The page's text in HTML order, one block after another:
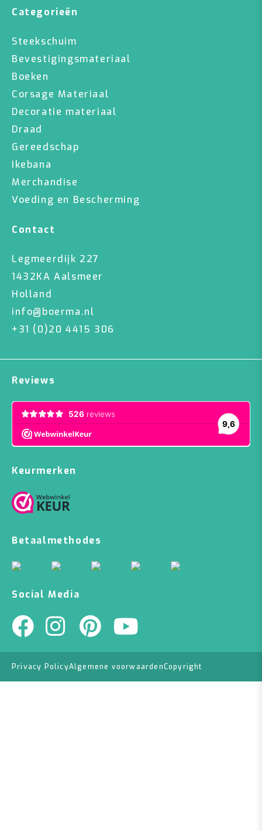
Categorieën
Steekschuim
Bevestigingsmateriaal
Boeken
Corsage Materiaal
Decoratie materiaal
Draad
Gereedschap
Ikebana
Merchandise
Voeding en Bescherming
Contact
Legmeerdijk 227
1432KA Aalsmeer
Holland
info@boerma.nl
+31 (0)20 4415 306
Reviews
Keurmerken
Betaalmethodes
Social Media
Privacy PolicyAlgemene voorwaardenCopyright